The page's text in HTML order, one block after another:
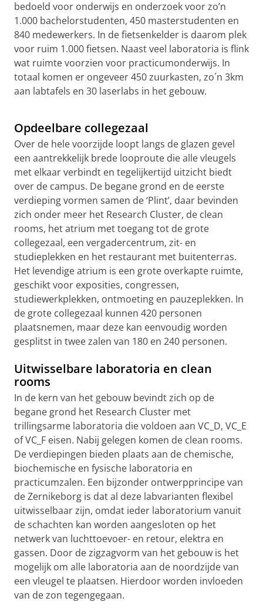
bedoeld voor onderwijs en onderzoek voor zo’n
1.000 bachelorstudenten, 450 masterstudenten en
840 medewerkers. In de fietsenkelder is daarom plek
voor ruim 1.000 fietsen. Naast veel laboratoria is flink
wat ruimte voorzien voor practicumonderwijs. In
totaal komen er ongeveer 450 zuurkasten, zo´n 3km
aan labtafels en 30 laserlabs in het gebouw.
video te zien
Opdeelbare collegezaal
Over de hele voorzijde loopt langs de glazen gevel
een aantrekkelijk brede looproute die alle vleugels
met elkaar verbindt en tegelijkertijd uitzicht biedt
over de campus. De begane grond en de eerste
verdieping vormen samen de ‘Plint’, daar bevinden
zich onder meer het Research Cluster, de clean
rooms, het atrium met toegang tot de grote
collegezaal, een vergadercentrum, zit- en
studieplekken en het restaurant met buitenterras.
Het levendige atrium is een grote overkapte ruimte,
geschikt voor exposities, congressen,
studiewerkplekken, ontmoeting en pauzeplekken. In
de grote collegezaal kunnen 420 personen
plaatsnemen, maar deze kan eenvoudig worden
gesplitst in twee zalen van 180 en 240 personen.
Uitwisselbare laboratoria en clean
rooms
In de kern van het gebouw bevindt zich op de
begane grond het Research Cluster met
trillingsarme laboratoria die voldoen aan VC_D, VC_E
of VC_F eisen. Nabij gelegen komen de clean rooms.
De verdiepingen bieden plaats aan de chemische,
biochemische en fysische laboratoria en
practicumzalen. Een bijzonder ontwerpprincipe van
de Zernikeborg is dat al deze labvarianten flexibel
uitwisselbaar zijn, omdat ieder laboratorium vanuit
de schachten kan worden aangesloten op het
netwerk van luchttoevoer- en retour, elektra en
gassen. Door de zigzagvorm van het gebouw is het
mogelijk om alle laboratoria aan de noordzijde van
een vleugel te plaatsen. Hierdoor worden invloeden
van de zon tegengegaan.